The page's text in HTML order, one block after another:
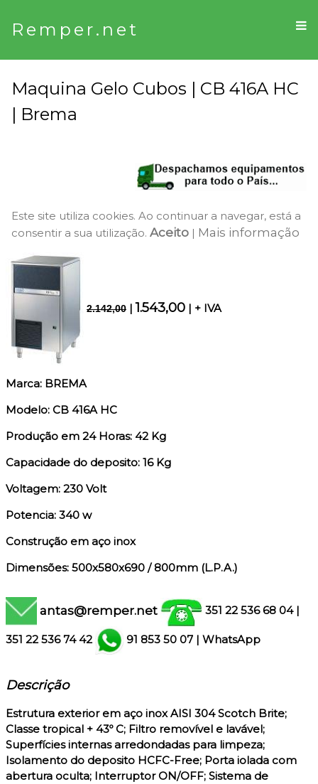
Remper.net
Maquina Gelo Cubos | CB 416A HC
| Brema
Este site utiliza cookies. Ao continuar a navegar, está a
consentir a sua utilização. Aceito | Mais informação
2.142,00 |1.543,00 | + IVA
Marca: BREMA
Modelo: CB 416A HC
Produção em 24 Horas: 42 Kg
Capacidade do deposito: 16 Kg
Voltagem: 230 Volt
Potencia: 340 w
Construção em aço inox
Dimensões: 500x580x690 / 800mm (L.P.A.)
antas@remper.net 351 22 536 68 04 |
351 22 536 74 42 91 853 50 07 | WhatsApp
Descrição
Estrutura exterior em aço inox AISI 304 Scotch Brite;
Classe tropical + 43º C; Filtro removível e lavável;
Superfícies internas arredondadas para limpeza;
Isolamento do deposito HCFC-Free; Porta iolada com
abertura oculta; Interruptor ON/OFF; Sistema de